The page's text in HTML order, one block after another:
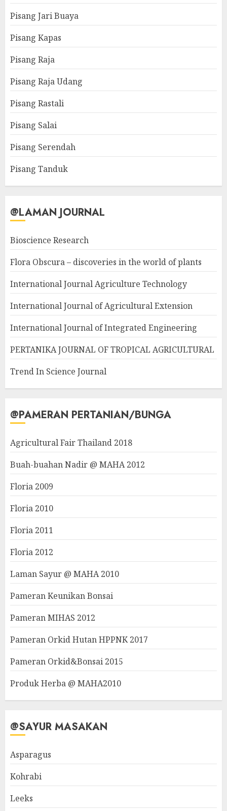
Pisang Jari Buaya
Pisang Kapas
Pisang Raja
Pisang Raja Udang
Pisang Rastali
Pisang Salai
Pisang Serendah
Pisang Tanduk
@LAMAN JOURNAL
Bioscience Research
Flora Obscura – discoveries in the world of plants
International Journal Agriculture Technology
International Journal of Agricultural Extension
International Journal of Integrated Engineering
PERTANIKA JOURNAL OF TROPICAL AGRICULTURAL
Trend In Science Journal
@PAMERAN PERTANIAN/BUNGA
Agricultural Fair Thailand 2018
Buah-buahan Nadir @ MAHA 2012
Floria 2009
Floria 2010
Floria 2011
Floria 2012
Laman Sayur @ MAHA 2010
Pameran Keunikan Bonsai
Pameran MIHAS 2012
Pameran Orkid Hutan HPPNK 2017
Pameran Orkid&Bonsai 2015
Produk Herba @ MAHA2010
@SAYUR MASAKAN
Asparagus
Kohrabi
Leeks